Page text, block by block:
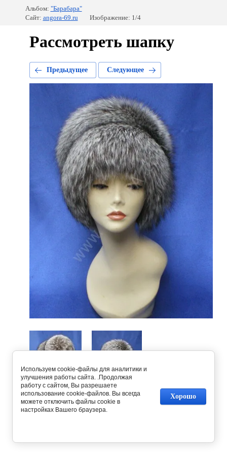
Альбом: "Барабара"
Сайт: angora-69.ru Изображение: 1/4
Рассмотреть шапку
Предыдущее Следующее
Предыдущее Следующее
Используем cookie-файлы для аналитики и
улучшения работы сайта. .Продолжая
работу с сайтом, Вы разрешаете
использование cookie-файлов. Вы всегда
можете отключить файлы cookie в
настройках Вашего браузера.
Хорошо